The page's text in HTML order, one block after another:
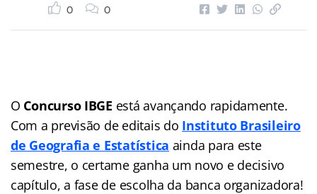
0 0
O Concurso IBGE está avançando rapidamente.
Com a previsão de editais do Instituto Brasileiro
de Geografia e Estatística ainda para este
semestre, o certame ganha um novo e decisivo
capítulo, a fase de escolha da banca organizadora!